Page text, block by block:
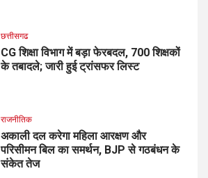
छत्तीसगढ
CG शिक्षा विभाग में बड़ा फेरबदल, 700 शिक्षकों
के तबादले; जारी हुई ट्रांसफर लिस्ट
राजनीतिक
अकाली दल करेगा महिला आरक्षण और
परिसीमन बिल का समर्थन, BJP से गठबंधन के
संकेत तेज